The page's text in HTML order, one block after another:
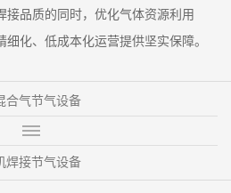
接品质的同时，优化气体资源利用
化、低成本化运营提供坚实保障。
合气节气设备
焊接节气设备